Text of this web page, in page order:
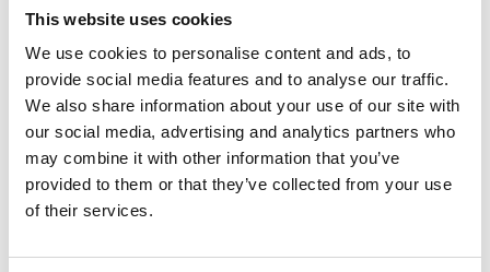
This website uses cookies
We use cookies to personalise content and ads, to
provide social media features and to analyse our traffic.
We also share information about your use of our site with
our social media, advertising and analytics partners who
may combine it with other information that you’ve
provided to them or that they’ve collected from your use
of their services.